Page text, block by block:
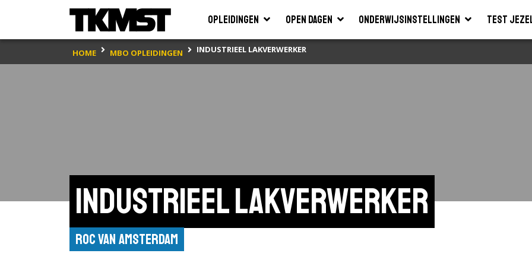
Opleidingen Open dagen Onderwijsinstellingen Test
HOME MBO OPLEIDINGEN INDUSTRIEEL LAKVERWERKER
Industrieel lakverwerker
ROC van Amsterdam